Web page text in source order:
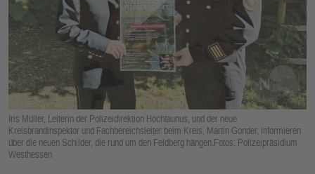
Iris Müller, Leiterin der Polizeidirektion Hochtaunus, und der neue
Kreisbrandinspektor und Fachbereichsleiter beim Kreis, Martin Gonder, informieren
über die neuen Schilder, die rund um den Feldberg hängen.Fotos: Polizeipräsidium
Westhessen
E
N